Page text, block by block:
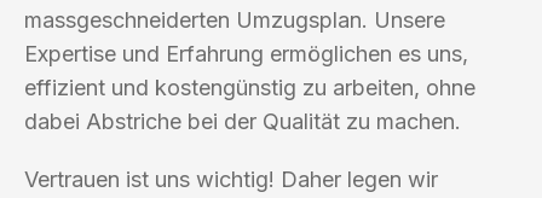
massgeschneiderten Umzugsplan. Unsere
Expertise und Erfahrung ermöglichen es uns,
effizient und kostengünstig zu arbeiten, ohne
dabei Abstriche bei der Qualität zu machen.
Vertrauen ist uns wichtig! Daher legen wir